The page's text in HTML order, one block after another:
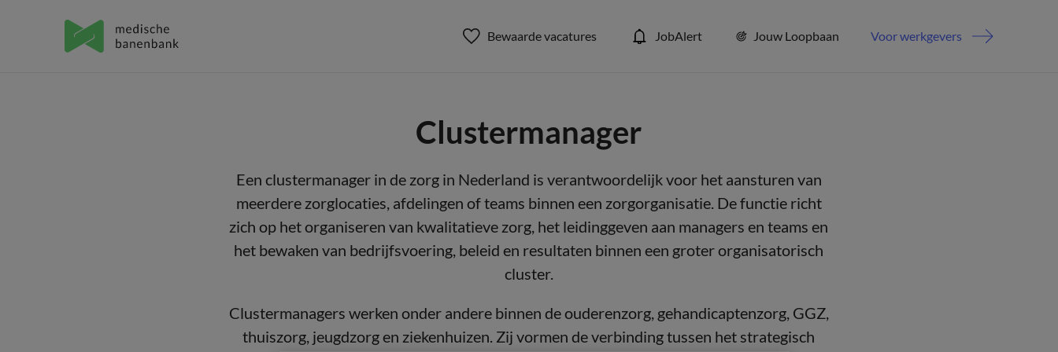
Bewaarde vacatures JobAlert Jouw Loopbaan Voor werkgevers
Clustermanager
Een clustermanager in de zorg in Nederland is verantwoordelijk voor het aansturen van
meerdere zorglocaties, afdelingen of teams binnen een zorgorganisatie. De functie richt
zich op het organiseren van kwalitatieve zorg, het leidinggeven aan managers en teams en
het bewaken van bedrijfsvoering, beleid en resultaten binnen een groter organisatorisch
cluster.
Clustermanagers werken onder andere binnen de ouderenzorg, gehandicaptenzorg, GGZ,
thuiszorg, jeugdzorg en ziekenhuizen. Zij vormen de verbinding tussen het strategisch